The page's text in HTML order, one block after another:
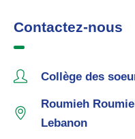
Contactez-nous
Collège des
Roumieh
Lebanon